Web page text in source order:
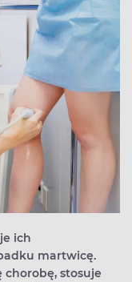
ich
martwicę.
chorobę, stosuje